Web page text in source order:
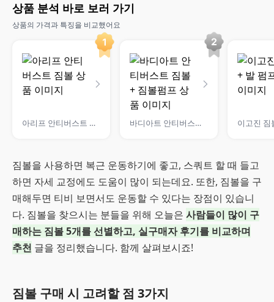
상품 분석 바로 보러 가기
상품의 가격과 특징을 비교했어요
아리프 안티버스트 짐볼 바디아트 안티버스트 짐볼 + 짐볼펌프 이고진 짐
짐볼을 사용하면 복근 운동하기에 좋고, 스쿼트 할 때 들고
하면 자세 교정에도 도움이 많이 되는데요. 또한, 짐볼을 구
매해두면 티비 보면서도 운동할 수 있다는 장점이 있습니
다. 짐볼을 찾으시는 분들을 위해 오늘은 사람들이 많이 구
매하는 짐볼 5개를 선별하고, 실구매자 후기를 비교하며
추천 글을 정리했습니다. 함께 살펴보시죠!
짐볼 구매 시 고려할 점 3가지